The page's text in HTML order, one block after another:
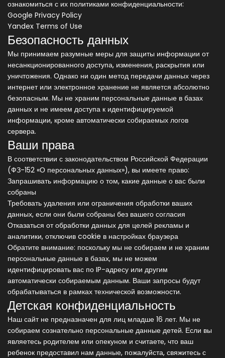
ознакомиться с их политиками конфиденциальности:
Google Privacy Policy
Yandex Terms of Use
Безопасность данных
Мы принимаем разумные меры для защиты информации от
несанкционированного доступа, изменения, раскрытия или
уничтожения. Однако ни один метод передачи данных через
интернет или электронное хранение не является абсолютно
безопасным. Мы не храним персональные данные в базах
данных и не имеем доступа к идентифицируемой
информации, кроме автоматически собираемых логов
сервера.
Ваши права
В соответствии с законодательством Российской Федерации
(ФЗ-152 «О персональных данных»), вы имеете право:
Запрашивать информацию о том, какие данные о вас были
собраны
Требовать удаления или ограничения обработки ваших
данных, если они были собраны без вашего согласия
Отказаться от обработки данных для целей рекламы и
аналитики, отключив cookie в настройках браузера
Обратите внимание: поскольку мы не собираем и не храним
персональные данные в базах, мы не можем
идентифицировать вас по IP-адресу или другим
автоматически собираемым данным. Ваши запросы будут
обрабатываться в рамках технической возможности.
Детская конфиденциальность
Наш сайт не предназначен для лиц младше 16 лет. Мы не
собираем сознательно персональные данные детей. Если вы
являетесь родителем или опекуном и считаете, что ваш
ребенок предоставил нам данные, пожалуйста, свяжитесь с